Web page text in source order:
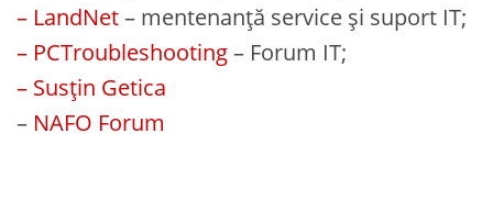
– LandNet– mentenanță service și suport IT;
– PCTroubleshooting– Forum IT;
– Susțin Getica
– NAFO Forum